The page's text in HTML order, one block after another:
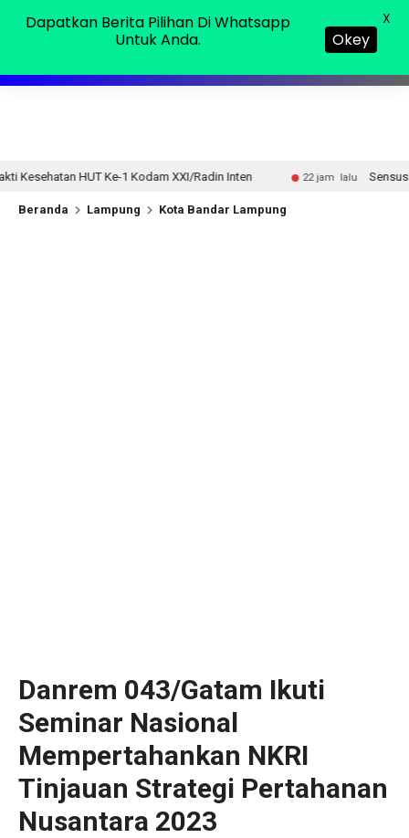
Kodam XXI/Radin Inten 22 jam lalu Sensus Ekonomi 2026,
Beranda Lampung Kota Bandar Lampung
Danrem 043/Gatam Ikuti
Seminar Nasional
Mempertahankan NKRI
Tinjauan Strategi Pertahanan
Nusantara 2023
Dapatkan Berita Pilihan Di Whatsapp
Untuk Anda.
Okey
X